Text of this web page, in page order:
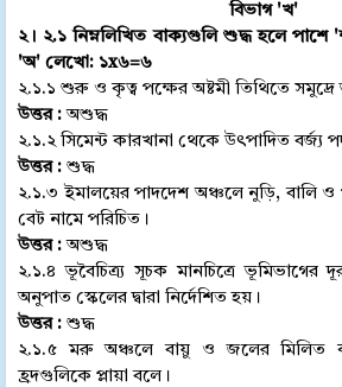
বিভাগ 'খ'
২। ২.১ নিম্নলিখিত বাক্যগুলি শুদ্ধ হলে
'অ' লেখো: ১x৬=৬
২.১.১ শুরু ও কৃত্ব পক্ষের অষ্টমী তিথিতে
উত্তর :অশুদ্ধ
২.১.২ সিমেন্ট কারখানা থেকে উৎপাদিত বর্জ্য
উত্তর : শুদ্ধ
২.১.৩ ইমালয়ের পাদদেশ অঞ্চলে নুড়ি, বালি
বেট নামে পরিচিত।
উত্তর :অশুদ্ধ
২.১.৪ ভূবৈচিত্র্য সূচক মানচিত্রে ভূমিভাগের
অনুপাত স্কেলের দ্বারা নির্দেশিত হয়।
উত্তর : শুদ্ধ
২.১.৫ মরু অঞ্চলে বায়ু ও জলের মিলিত
হ্রদগুলিকে প্লায়া বলে।